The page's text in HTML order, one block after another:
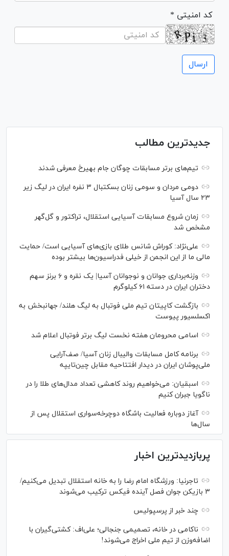
* کد امنیتی
جدیدترین مطالب
تیم‌های برتر مسابقات چوگان جام بهیرخ معرفی شدند
دومی مردان و سومی زنان بسکتبال ۳ نفره ایران در لیگ زیر
۲۳ سال آسیا
زمان شروع مسابقات آسیایی استقلال، تراکتور و گل‌گهر
مشخص شد
علی‌نژاد: کوراش شانس طلای بازی‌های آسیایی است/ حمایت
مالی ما از این انجمن از خیلی فدراسیون‌ها بیشتر بوده
وزنه‌برداری جوانان و نوجوانان آسیا| یک نقره و ۶ برنز سهم
دختران ایران در دسته ۶۱ کیلوگرم
بازگشت کاپیتان تیم ملی فوتبال به لیگ هلند/ جهانبخش به
اکسلسیور پیوست
اسامی محرومان هفته نخست لیگ برتر فوتبال اعلام شد
برنامه کامل مسابقات والیبال زنان آسیا/ صف‌آرایی
ملی‌پوشان ایران در دیدار افتتاحیه مقابل چین‌تایپه
اسبقیان: می‌خواهیم روند کاهشی تعداد مدال‌های طلا را در
ناگویا جبران کنیم
آغاز دوباره فعالیت باشگاه دوچرخه‌سواری استقلال پس از
سال‌ها
پربازدیدترین اخبار
تاجرنیا: ورزشگاه امام رضا را به خانه استقلال تبدیل می‌کنیم/
۳ بازیکن جوان فصل آینده فیکس ترکیب می‌شوند
چند خبر از پرسپولیس
ناکامی در خانه، تصمیمی جنجالی؛ علی‌اف: کشتی‌گیران با
اضافه‌وزن از تیم ملی اخراج می‌شوند!